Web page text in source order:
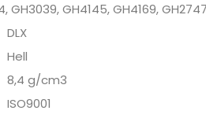
GH3039, GH4145, GH4169, GH2747
DLX
Hell
8,4 g/cm3
ISO9001